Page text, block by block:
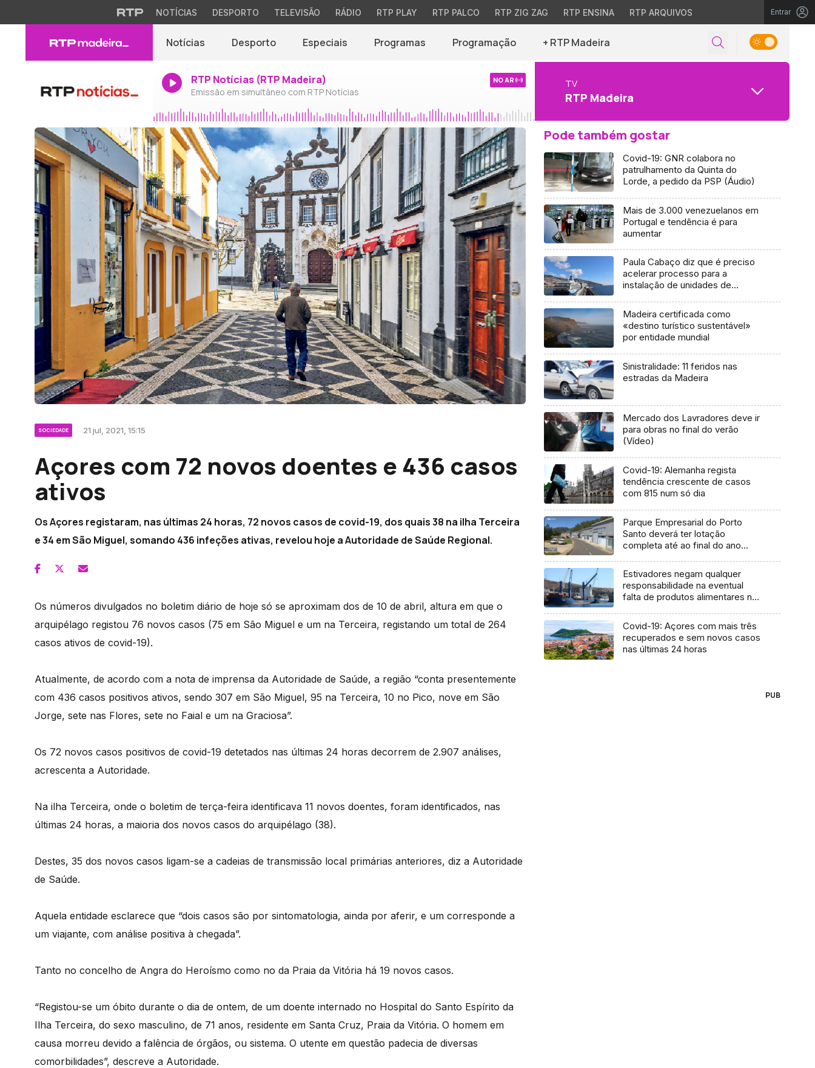
NOTÍCIAS DESPORTO TELEVISÃO RÁDIO RTP PLAY RTP PALCO RTP ZIG ZAG RTP ENSINA RTP ARQUIVOS Entrar
Notícias Desporto Especiais Programas Programação + RTP Madeira
RTP Notícias (RTP Madeira)
Emissão em simultâneo com RTP Notícias
NO AR TV
RTP Madeira
SOCIEDADE 21 jul, 2021, 15:15
Açores com 72 novos doentes e 436 casos
ativos
Os Açores registaram, nas últimas 24 horas, 72 novos casos de covid-19, dos quais 38 na ilha Terceira
e 34 em São Miguel, somando 436 infeções ativas, revelou hoje a Autoridade de Saúde Regional.
Os números divulgados no boletim diário de hoje só se aproximam dos de 10 de abril, altura em que o
arquipélago registou 76 novos casos (75 em São Miguel e um na Terceira, registando um total de 264
casos ativos de covid-19).
Atualmente, de acordo com a nota de imprensa da Autoridade de Saúde, a região “conta presentemente
com 436 casos positivos ativos, sendo 307 em São Miguel, 95 na Terceira, 10 no Pico, nove em São
Jorge, sete nas Flores, sete no Faial e um na Graciosa”.
Os 72 novos casos positivos de covid-19 detetados nas últimas 24 horas decorrem de 2.907 análises,
acrescenta a Autoridade.
Na ilha Terceira, onde o boletim de terça-feira identificava 11 novos doentes, foram identificados, nas
últimas 24 horas, a maioria dos novos casos do arquipélago (38).
Destes, 35 dos novos casos ligam-se a cadeias de transmissão local primárias anteriores, diz a Autoridade
de Saúde.
Aquela entidade esclarece que “dois casos são por sintomatologia, ainda por aferir, e um corresponde a
um viajante, com análise positiva à chegada”.
Tanto no concelho de Angra do Heroísmo como no da Praia da Vitória há 19 novos casos.
“Registou-se um óbito durante o dia de ontem, de um doente internado no Hospital do Santo Espírito da
Ilha Terceira, do sexo masculino, de 71 anos, residente em Santa Cruz, Praia da Vitória. O homem em
causa morreu devido a falência de órgãos, ou sistema. O utente em questão padecia de diversas
comorbilidades”, descreve a Autoridade.
Pode também gostar
Covid-19: GNR colabora no
patrulhamento da Quinta do
Lorde, a pedido da PSP (Áudio)
Mais de 3.000 venezuelanos em
Portugal e tendência é para
aumentar
Paula Cabaço diz que é preciso
acelerar processo para a
instalação de unidades de
(vídeo)
Madeira certificada como
«destino turístico sustentável»
por entidade mundial
Sinistralidade: 11 feridos nas
estradas da Madeira
Mercado dos Lavradores deve ir
para obras no final do verão
(Vídeo)
Covid-19: Alemanha regista
tendência crescente de casos
com 815 num só dia
Parque Empresarial do Porto
Santo deverá ter lotação
completa até ao final do ano
Estivadores negam qualquer
responsabilidade na eventual
falta de produtos alimentares na
Covid-19: Açores com mais três
recuperados e sem novos casos
nas últimas 24 horas
PUB